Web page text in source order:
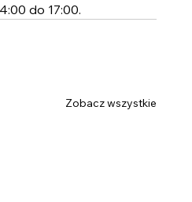
do 17:00.
Zobacz wszystkie